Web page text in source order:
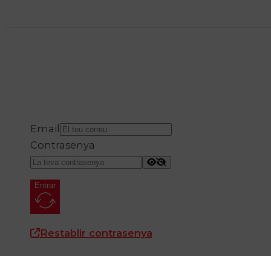
Email
Contrasenya
Entrar
Restablir contrasenya